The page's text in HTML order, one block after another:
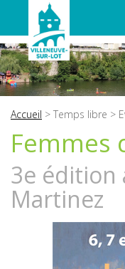
Accueil > Temps libre >
Femmes
3e édition
Martinez